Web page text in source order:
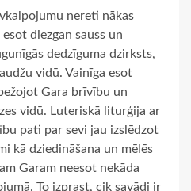
nereti nākas
diezgan sauss un
dedzīguma dzirksts,
vidū. Vainīga esot
Gara brīvību un
vidū. Luteriskā liturģija ar
pati par sevi jau izslēdzot
kā dziedināšana un mēlēs
Garam neesot nekāda
To izprast, cik savādi ir